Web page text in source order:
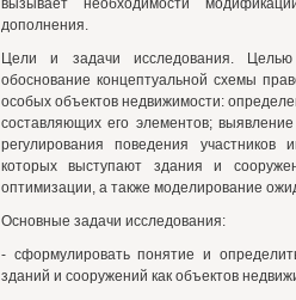
вызывает необходимости
дополнения.
Цели и задачи исследования. Целью
обоснование концептуальной схемы
особых объектов недвижимости:
составляющих его элементов;
регулирования поведения
которых выступают здания и
оптимизации, а также моделирование
Основные задачи исследования:
- сформулировать понятие и
зданий и сооружений как объектов